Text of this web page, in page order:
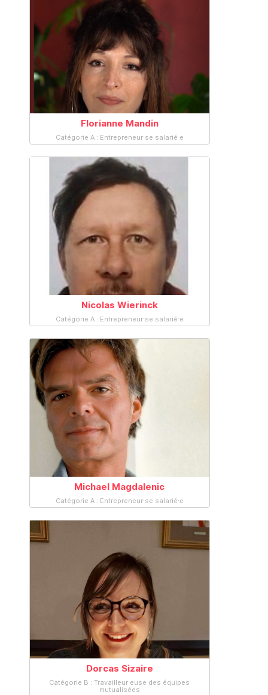
Florianne Mandin
Catégorie A : Entrepreneur·se salarié·e
Nicolas Wierinck
Catégorie A : Entrepreneur·se salarié·e
Michael Magdalenic
Catégorie A : Entrepreneur·se salarié·e
Dorcas Sizaire
Catégorie B : Travailleur·euse des équipes
mutualisées